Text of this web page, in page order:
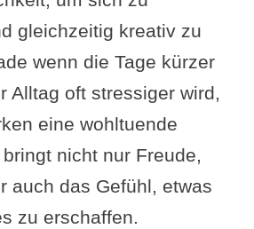
Handwärmer selber
Was planst du?
Verletzungen: Tipps
Schutzausrüstung
sichern
gleichzeitig kreativ zu
wenn die Tage kürzer
Alltag oft stressiger wird,
eine wohltuende
nicht nur Freude,
auch das Gefühl, etwas
zu erschaffen.